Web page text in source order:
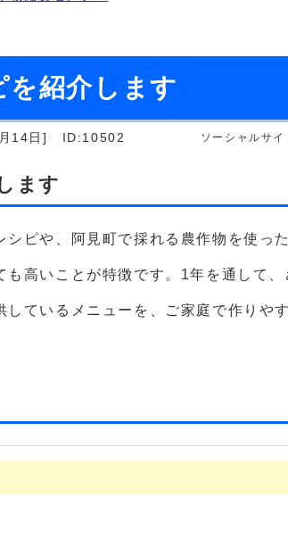
を紹介します
14日] ID:10502 ソーシャルサ
ます
ピや、阿見町で採れる農作物を使っ
高いことが特徴です。1年を通して
ているメニューを、ご家庭で作りや